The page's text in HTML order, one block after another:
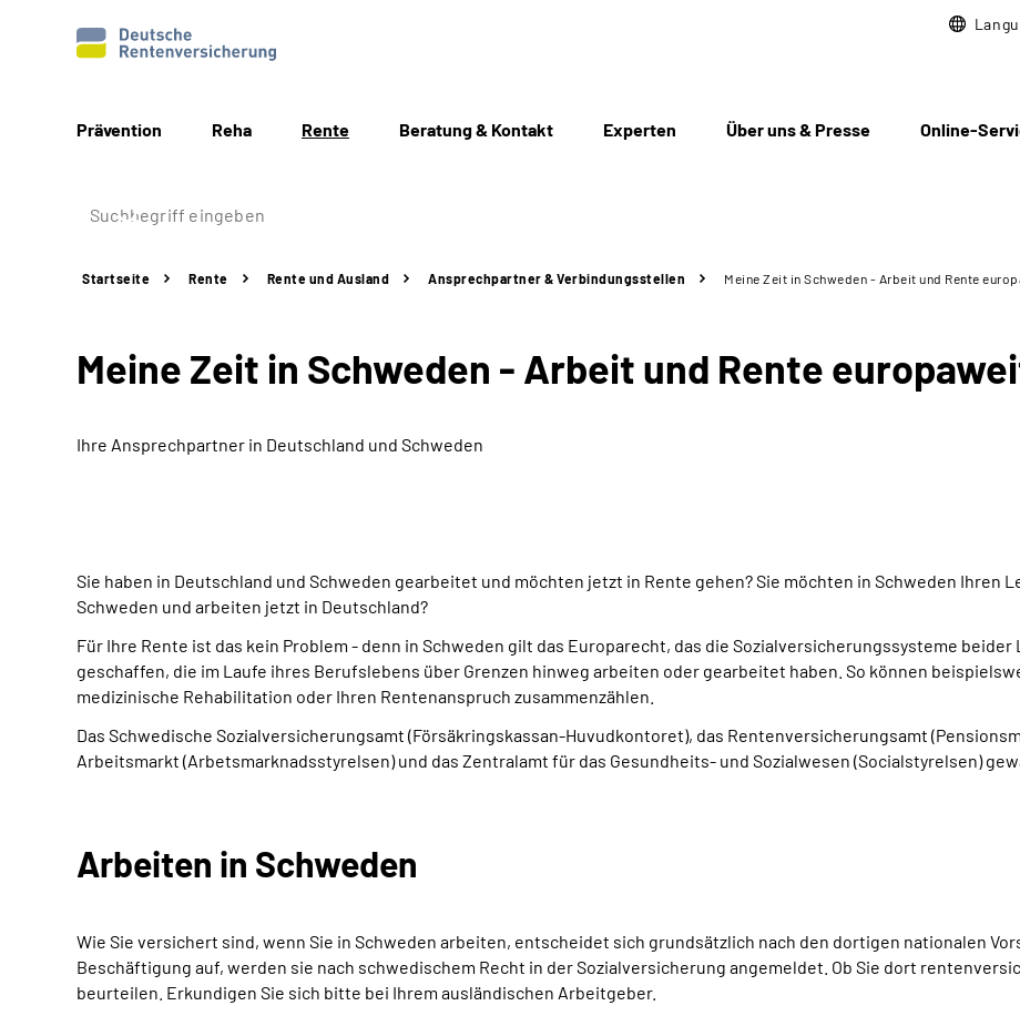
Prävention Reha Rente Beratung & Kontakt Experten Über uns & Presse Online-
Startseite Rente Rente und Ausland Ansprechpartner & Verbindungsstellen Meine Zeit in Schweden - Arbeit und Rente
Meine Zeit in Schweden - Arbeit und Rente
Ihre Ansprechpartner in Deutschland und Schweden
Sie haben in Deutschland und Schweden gearbeitet und möchten jetzt in Rente gehen? Sie möchten in Schweden Ihren
Schweden und arbeiten jetzt in Deutschland?
Für Ihre Rente ist das kein Problem - denn in Schweden gilt das Europarecht, das die Sozialversicherungssysteme
geschaffen, die im Laufe ihres Berufslebens über Grenzen hinweg arbeiten oder gearbeitet haben. So können
medizinische Rehabilitation oder Ihren Rentenanspruch zusammenzählen.
Das Schwedische Sozialversicherungsamt (Försäkringskassan-Huvudkontoret), das Rentenversicherungsamt
Arbeitsmarkt (Arbetsmarknadsstyrelsen) und das Zentralamt für das Gesundheits- und Sozialwesen (Socialstyrelsen)
Arbeiten in Schweden
Wie Sie versichert sind, wenn Sie in Schweden arbeiten, entscheidet sich grundsätzlich nach den dortigen nationalen
Beschäftigung auf, werden sie nach schwedischem Recht in der Sozialversicherung angemeldet. Ob Sie dort
beurteilen. Erkundigen Sie sich bitte bei Ihrem ausländischen Arbeitgeber.